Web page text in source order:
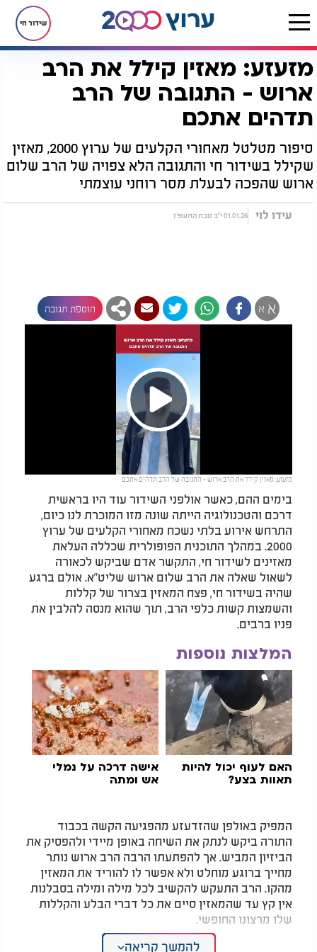
שידור חי
דף הבית רץ בוואטסאפ מזעזע: מאזין קילל את הרב ארוש - התגובה של הרב תדהים אתכם
מזעזע: מאזין קילל את הרב
ארוש - התגובה של הרב
תדהים אתכם
סיפור מטלטל מאחורי הקלעים של ערוץ 2000, מאזין
שקילל בשידור חי והתגובה הלא צפויה של הרב שלום
ארוש שהפכה לבעלת מסר רוחני עוצמתי
עידו לוי 01.01.26 י"ב טבת התשפ"ו
א א הוספת תגובה
Play
Video
מזעזע: מאזין קילל את הרב ארוש - התגובה של הרב תדהים אתכם
בימים ההם, כאשר אולפני השידור עוד היו בראשית
דרכם והטכנולוגיה הייתה שונה מזו המוכרת לנו כיום,
התרחש אירוע בלתי נשכח מאחורי הקלעים של ערוץ
2000. במהלך התוכנית הפופולרית שכללה העלאת
מאזינים לשידור חי, התקשר אדם שביקש לכאורה
לשאול שאלה את הרב שלום ארוש שליט"א. אולם ברגע
שהיה בשידור חי, פצח המאזין בצרור של קללות
והשמצות קשות כלפי הרב, תוך שהוא מנסה להלבין את
פניו ברבים.
המלצות נוספות
האם לעוף יכול להיות
תאוות בצע?
אישה דרכה על נמלי
אש ומתה
המפיק באולפן שהזדעזע מהפגיעה הקשה בכבוד
התורה ביקש לנתק את השיחה באופן מיידי ולהפסיק את
הביזיון המביש. אך להפתעתו הרבה הרב ארוש נותר
מחייך ברוגע מוחלט ולא אפשר לו להוריד את המאזין
מהקו. הרב התעקש להקשיב לכל מילה ומילה בסבלנות
אין קץ עד שהמאזין סיים את כל דברי הבלע והקללות
שלו מרצונו החופשי.
כשהסתיימה השיחה והמאזין נותק לבסוף, פנה הרב
להמשך קריאה